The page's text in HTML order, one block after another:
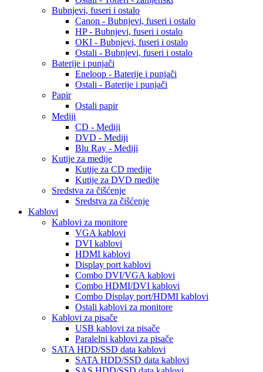
Bubnjevi, fuseri i ostalo
Canon - Bubnjevi, fuseri i ostalo
HP - Bubnjevi, fuseri i ostalo
OKI - Bubnjevi, fuseri i ostalo
Ostali - Bubnjevi, fuseri i ostalo
Baterije i punjači
Eneloop - Baterije i punjači
Ostali - Baterije i punjači
Papir
Ostali papir
Mediji
CD - Mediji
DVD - Mediji
Blu Ray - Mediji
Kutije za medije
Kutije za CD medije
Kutije za DVD medije
Sredstva za čišćenje
Sredstva za čišćenje
Kablovi
Kablovi za monitore
VGA kablovi
DVI kablovi
HDMI kablovi
Display port kablovi
Combo DVI/VGA kablovi
Combo HDMI/DVI kablovi
Combo Display port/HDMI kablovi
Ostali kablovi za monitore
Kablovi za pisače
USB kablovi za pisače
Paralelni kablovi za pisače
SATA HDD/SSD data kablovi
SATA HDD/SSD data kablovi